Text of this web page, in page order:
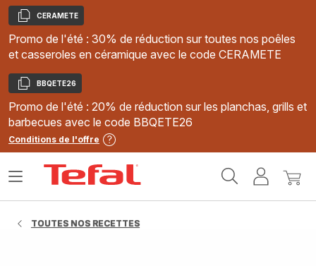
Copier
CERAMETE
Promo de l'été : 30% de réduction sur toutes nos poêles
et casseroles en céramique avec le code CERAMETE
Copier
BBQETE26
Promo de l'été : 20% de réduction sur les planchas, grills et
barbecues avec le code BBQETE26
Conditions de l'offre
MonMon
Ouvrir
TOUTES NOS RECETTES